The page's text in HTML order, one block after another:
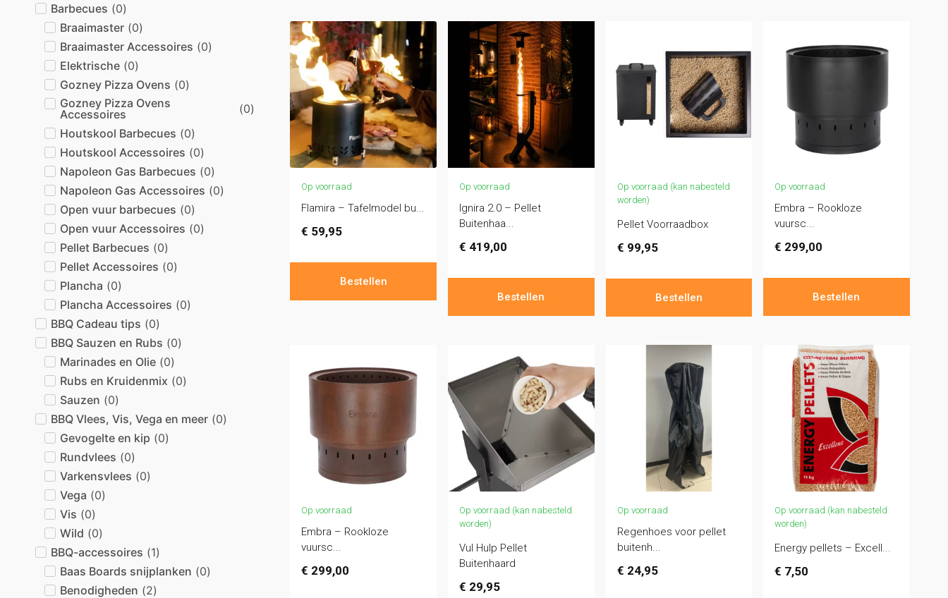
Barbecues (0)
Braaimaster (0)
Braaimaster Accessoires (0)
Elektrische (0)
Gozney Pizza Ovens (0)
Gozney Pizza Ovens
Accessoires
(0)
Houtskool Barbecues (0)
Houtskool Accessoires (0)
Napoleon Gas Barbecues (0)
Napoleon Gas Accessoires (0)
Open vuur barbecues (0)
Open vuur Accessoires (0)
Pellet Barbecues (0)
Pellet Accessoires (0)
Plancha (0)
Plancha Accessoires (0)
BBQ Cadeau tips (0)
BBQ Sauzen en Rubs (0)
Marinades en Olie (0)
Rubs en Kruidenmix (0)
Sauzen (0)
BBQ Vlees, Vis, Vega en meer (0)
Gevogelte en kip (0)
Rundvlees (0)
Varkensvlees (0)
Vega (0)
Vis (0)
Wild (0)
BBQ-accessoires (1)
Baas Boards snijplanken (0)
Benodigheden (2)
Op voorraad
Flamira – Tafelmodel bu...
€ 59,95
Bestellen
Op voorraad
Ignira 2.0 – Pellet
Buitenhaa...
€ 419,00
Bestellen
Op voorraad (kan nabesteld
worden)
Pellet Voorraadbox
€ 99,95
Bestellen
Op voorraad
Embra – Rookloze
vuursc...
€ 299,00
Bestellen
Op voorraad
Embra – Rookloze
vuursc...
€ 299,00
Op voorraad (kan nabesteld
worden)
Vul Hulp Pellet
Buitenhaard
€ 29,95
Op voorraad
Regenhoes voor pellet
buitenh...
€ 24,95
Op voorraad (kan nabesteld
worden)
Energy pellets – Excell...
€ 7,50